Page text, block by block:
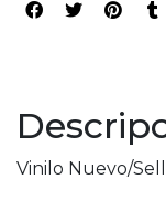
Vinilo Nuevo/